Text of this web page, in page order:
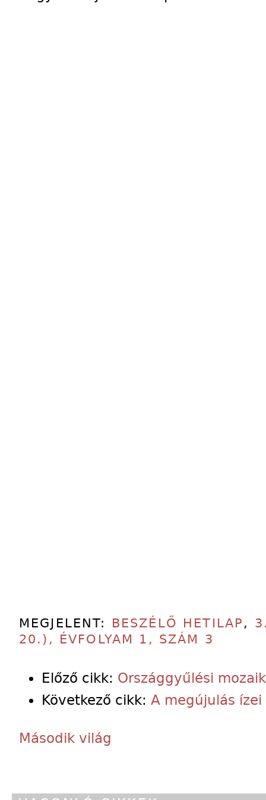
MEGJELENT: BESZÉLŐ HETILAP ,
20.), ÉVFOLYAM 1, SZÁM 3
Előző cikk: Országgyűlési mozaik
Következő cikk: A megújulás ízei
Második világ